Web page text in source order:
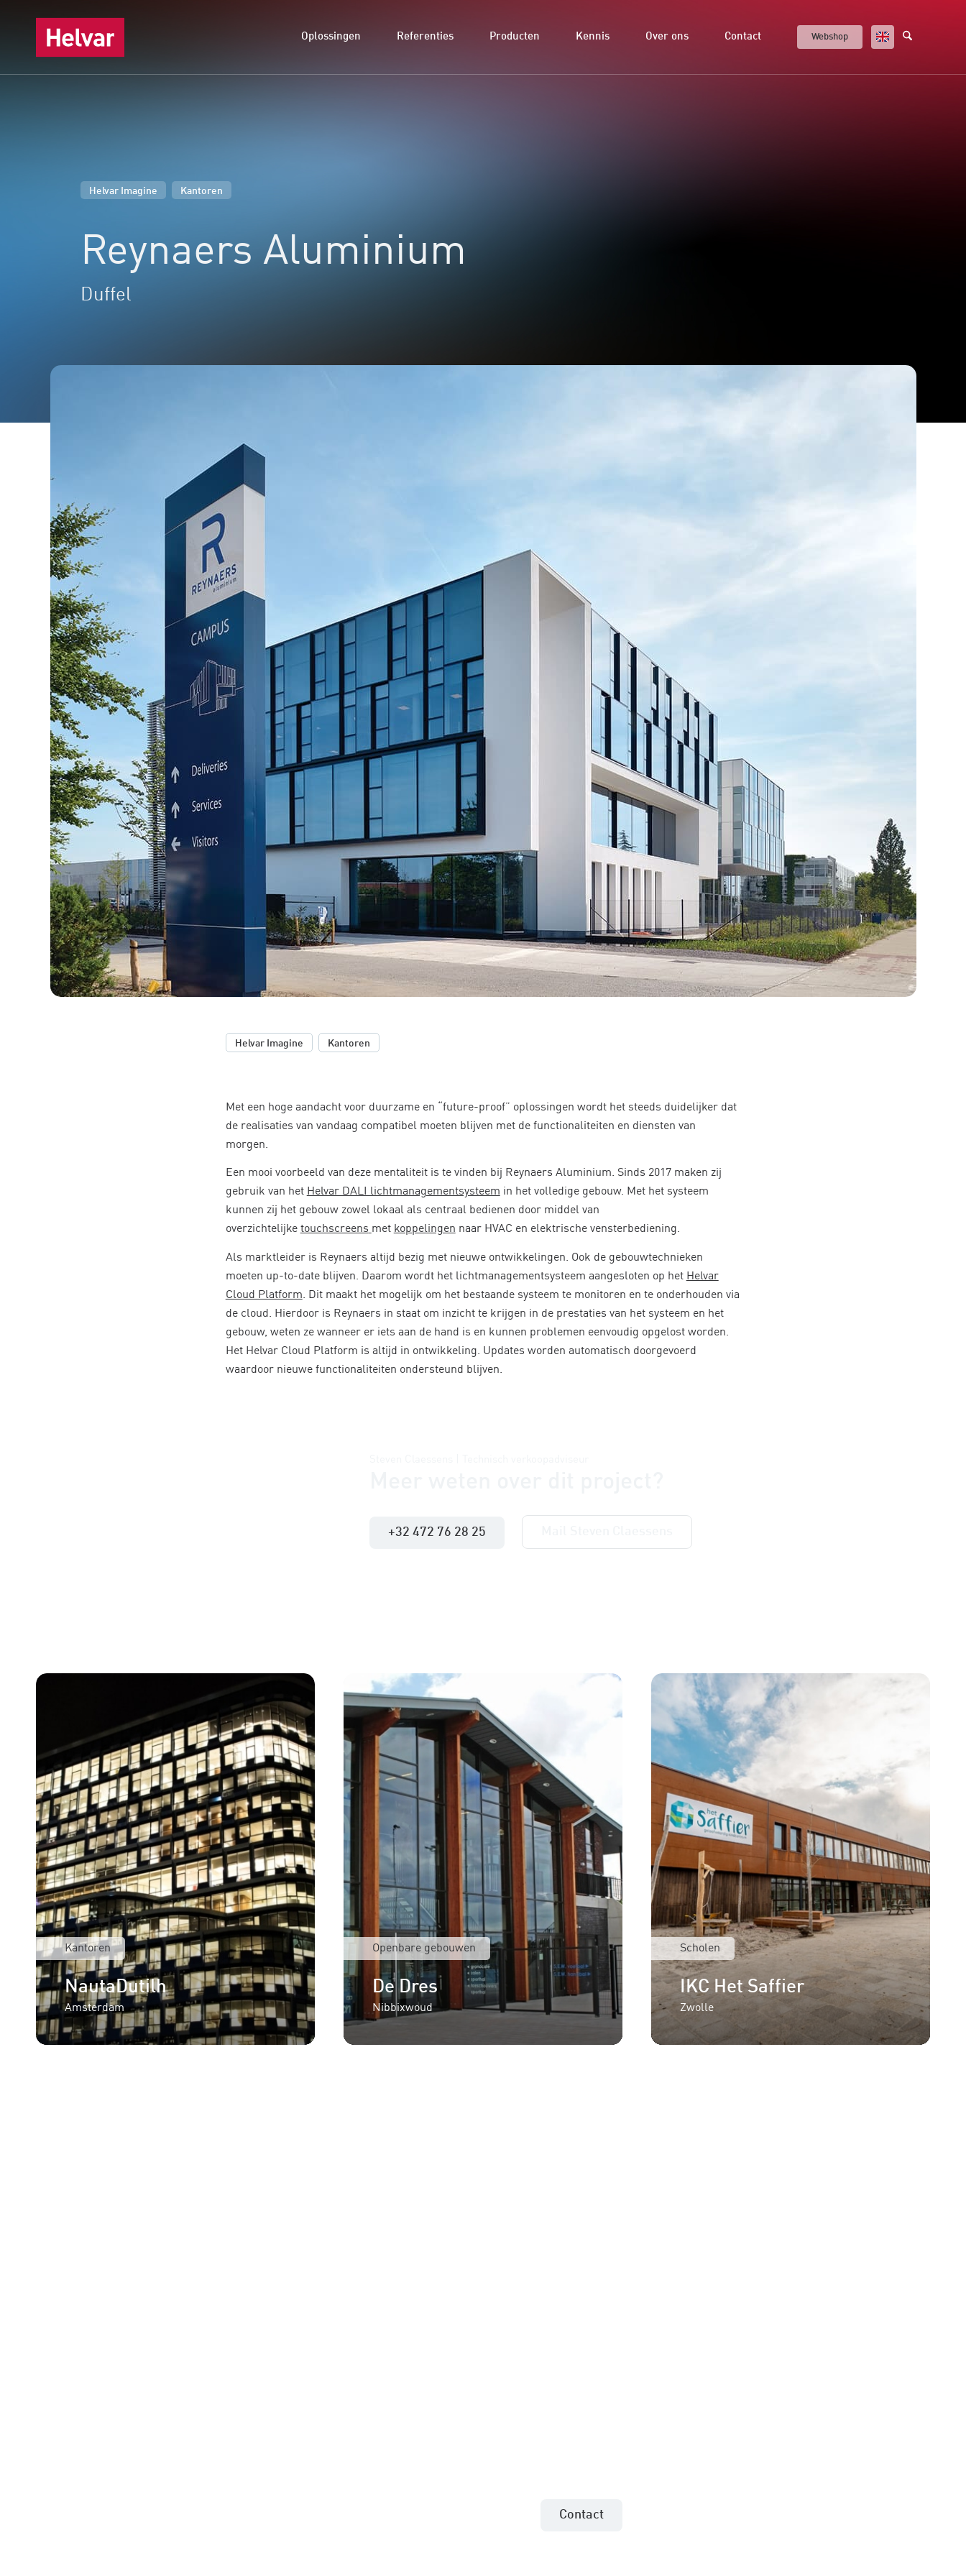
Oplossingen Referenties Producten Kennis Over ons Contact Webshop
Helvar Imagine Kantoren
Reynaers Aluminium
Duffel
Helvar Imagine Kantoren
Met een hoge aandacht voor duurzame en “future-proof” oplossingen wordt het steeds duidelijker dat
de realisaties van vandaag compatibel moeten blijven met de functionaliteiten en diensten van
morgen.
Een mooi voorbeeld van deze mentaliteit is te vinden bij Reynaers Aluminium. Sinds 2017 maken zij
gebruik van het Helvar DALI lichtmanagementsysteem in het volledige gebouw. Met het systeem
kunnen zij het gebouw zowel lokaal als centraal bedienen door middel van
overzichtelijke touchscreens met koppelingen naar HVAC en elektrische vensterbediening.
Als marktleider is Reynaers altijd bezig met nieuwe ontwikkelingen. Ook de gebouwtechnieken
moeten up-to-date blijven. Daarom wordt het lichtmanagementsysteem aangesloten op het Helvar
Cloud Platform. Dit maakt het mogelijk om het bestaande systeem te monitoren en te onderhouden via
de cloud. Hierdoor is Reynaers in staat om inzicht te krijgen in de prestaties van het systeem en het
gebouw, weten ze wanneer er iets aan de hand is en kunnen problemen eenvoudig opgelost worden.
Het Helvar Cloud Platform is altijd in ontwikkeling. Updates worden automatisch doorgevoerd
waardoor nieuwe functionaliteiten ondersteund blijven.
+32 472 76 28 25
Kantoren
NautaDutilh
Amsterdam
Openbare gebouwen
De Dres
Nibbixwoud
Scholen
IKC Het Saffier
Zwolle
Contact